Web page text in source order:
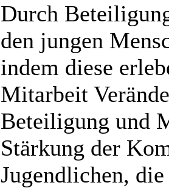
Durch
den jungen
indem diese
Mitarbeit
Beteiligung und
Stärkung der
Jugendlichen,